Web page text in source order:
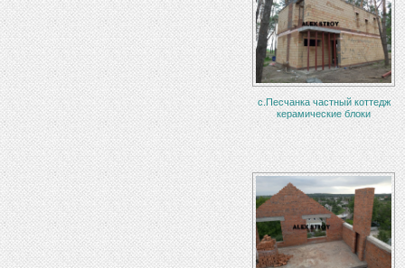
с.Песчанка частный коттедж
керамические блоки